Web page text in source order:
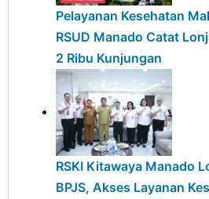
Pelayanan Kesehatan
RSUD Manado Catat
2 Ribu Kunjungan
RSKI Kitawaya Manado
BPJS, Akses Layanan